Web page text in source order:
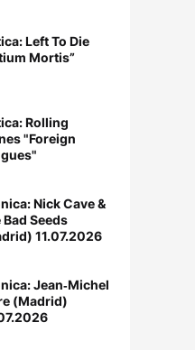
Left To Die
Mortis”
Rolling
"Foreign
Nick Cave &
Bad Seeds
11.07.2026
Jean‐Michel
(Madrid)